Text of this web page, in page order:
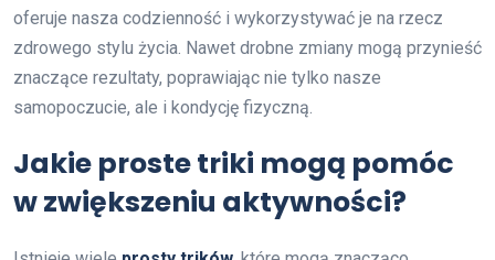
oferuje nasza codzienność i wykorzystywać je na rzecz
zdrowego stylu życia. Nawet drobne zmiany mogą przynieść
znaczące rezultaty, poprawiając nie tylko nasze
samopoczucie, ale i kondycję fizyczną.
Jakie proste triki mogą pomóc
w zwiększeniu aktywności?